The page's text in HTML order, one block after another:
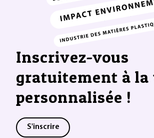
Inscrivez-vous
gratuitement à la
personnalisée !
S'inscrire